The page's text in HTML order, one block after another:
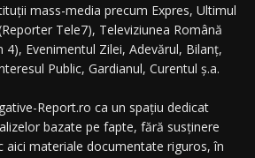
mass-media precum Expres, Ultimul
Tele7), Televiziunea Română
4), Evenimentul Zilei, Adevărul, Bilanț,
Public, Gardianul, Curentul ș.a.
Report.ro ca un spațiu dedicat
bazate pe fapte, fără susținere
aici materiale documentate riguros, în